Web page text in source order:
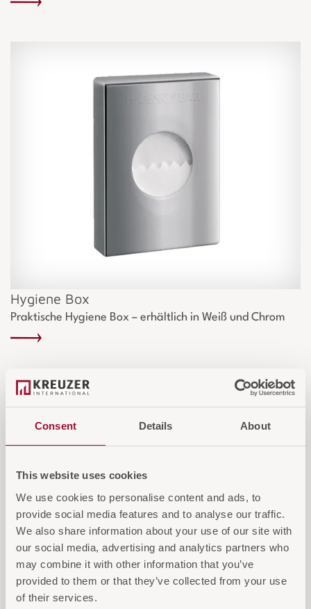
Consent Details About
This website uses cookies
We use cookies to personalise content and ads, to
provide social media features and to analyse our traffic.
We also share information about your use of our site with
our social media, advertising and analytics partners who
may combine it with other information that you’ve
provided to them or that they’ve collected from your use
of their services.
Hygiene Box
Praktische Hygiene Box – erhältlich in Weiß und Chrom